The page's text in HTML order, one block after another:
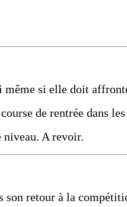
même si elle doit
de rentrée dans les
niveau. A revoir.
son retour à la